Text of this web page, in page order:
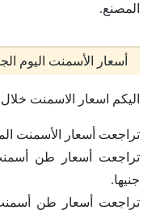
المصنع.
أسعار الأسمنت اليوم الجمعة
اليكم اسعار الاسمنت خلال
تراجعت أسعار الأسمنت المسلح 20 جنيها ليصل الى
جنيها.